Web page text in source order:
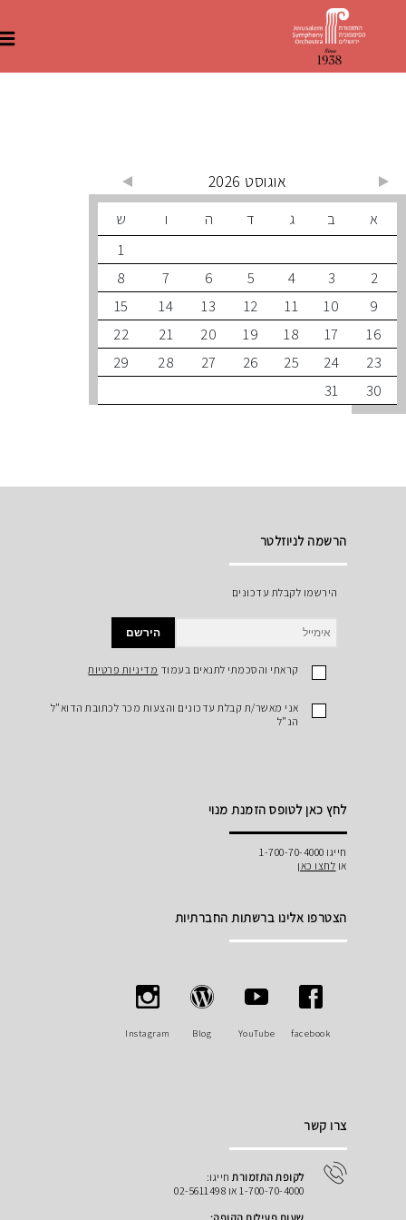
ב ד ה ו
ש
3
5
6
7
8
10
11
12
13
14
15
17
18
19
20
21
22
24
25
26
27
28
29
31
הרשמה לניוזלטר
הירשמו לקבלת עדכונים
קראתי והסכמתי לתנאים בעמודמדיניות פרטיות
אני מאשר/ת קבלת עדכונים והצעות מכר לכתובת הדוא"ל
הנ"ל
לחץ כאן לטופס הזמנת מנוי
לחצו כאן
הצטרפו אלינו ברשתות החברתיות
YouTube
Blog
Instagram
לקופת התזמורתחייגו:
1-700-70-4000 או 02-5611498